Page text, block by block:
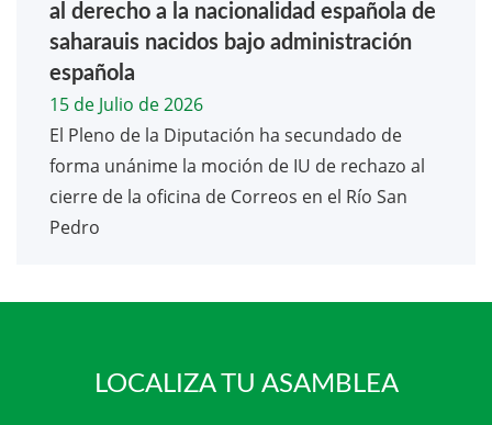
al derecho a la nacionalidad española de
saharauis nacidos bajo administración
española
15 de Julio de 2026
El Pleno de la Diputación ha secundado de
forma unánime la moción de IU de rechazo al
cierre de la oficina de Correos en el Río San
Pedro
LOCALIZA TU ASAMBLEA